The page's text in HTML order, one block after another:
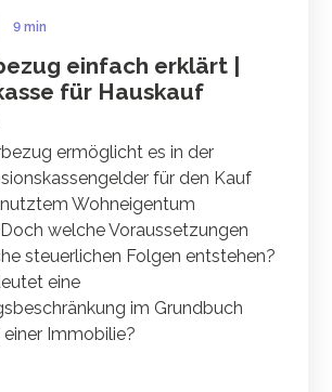
9 min
einfach erklärt |
für Hauskauf
ermöglicht es in der
für den Kauf
Wohneigentum
welche Voraussetzungen
steuerlichen Folgen entstehen?
eine
im Grundbuch
Immobilie?